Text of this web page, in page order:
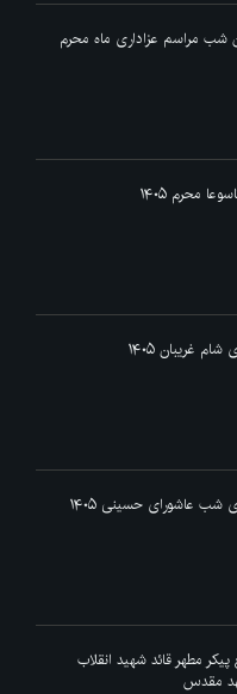
شب مراسم عزاداری ماه محرم
محرم ۱۴۰۵
شام غریبان ۱۴۰۵
شب عاشورای حسینی ۱۴۰۵
مطهر قائد شهید انقلاب
مقدس